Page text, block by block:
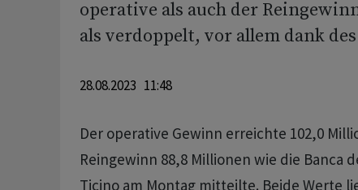
operative als auch der
als verdoppelt, vor allem dank
28.08.2023 11:48
Der operative Gewinn erreichte 102,0
Reingewinn 88,8 Millionen wie die Banca
Ticino am Montag mitteilte. Beide Werte